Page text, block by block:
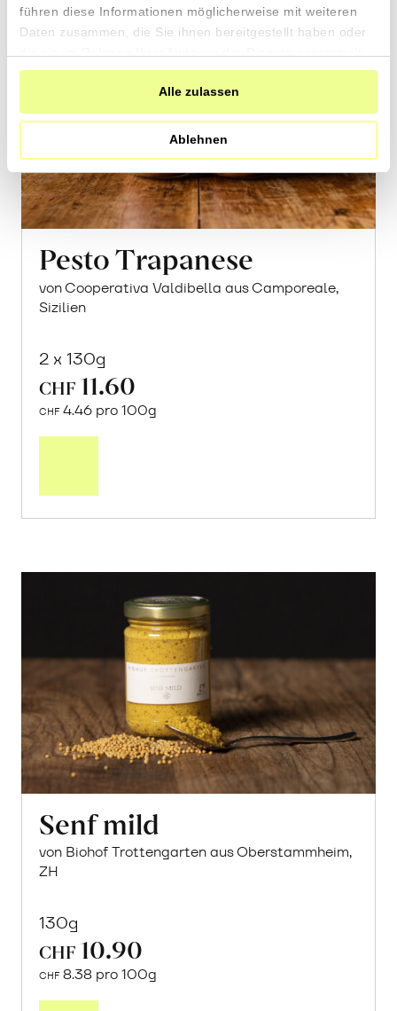
führen diese Informationen möglicherweise mit weiteren
Daten zusammen, die Sie ihnen bereitgestellt haben oder
haben.
Alle zulassen
Ablehnen
Pesto Trapanese
von Cooperativa Valdibella aus Camporeale,
Sizilien
2 x 130g
CHF 11.60
CHF 4.46 pro 100g
Senf mild
von Biohof Trottengarten aus Oberstammheim,
ZH
130g
CHF 10.90
CHF 8.38 pro 100g